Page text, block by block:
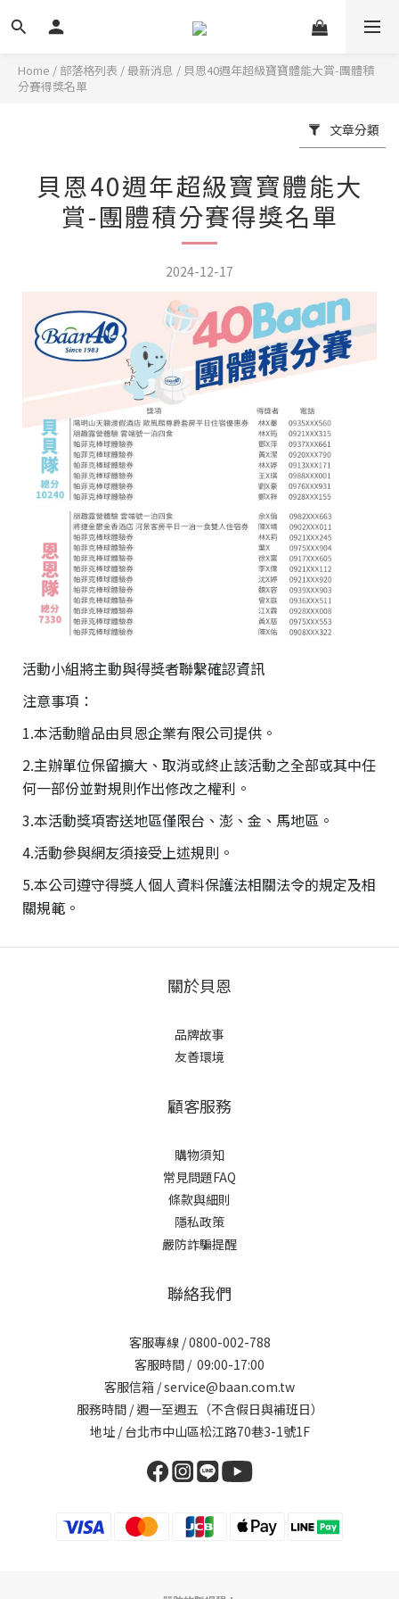
Home / 部落格列表 /最新消息 / 貝恩40週年超級寶寶體能大賞-團體積
分賽得獎名單
文章分類
貝恩40週年超級寶寶體能大
賞-團體積分賽得獎名單
2024-12-17
活動小組將主動與得獎者聯繫確認資訊
注意事項：
1.本活動贈品由貝恩企業有限公司提供。
2.主辦單位保留擴大、取消或終止該活動之全部或其中任
何一部份並對規則作出修改之權利。
3.本活動獎項寄送地區僅限台、澎、金、馬地區。
4.活動參與網友須接受上述規則。
5.本公司遵守得獎人個人資料保護法相關法令的規定及相
關規範。
關於貝恩
品牌故事
友善環境
顧客服務
購物須知
常見問題FAQ
條款與細則
隱私政策
嚴防詐騙提醒
聯絡我們
客服專線 / 0800-002-788
客服時間 / 09:00-17:00
客服信箱 / service@baan.com.tw
服務時間 / 週一至週五（不含假日與補班日）
地址 / 台北市中山區松江路70巷3-1號1F